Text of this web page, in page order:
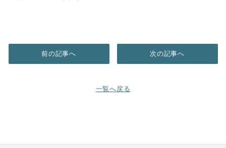
前の記事へ
一覧へ戻る
次の記事へ